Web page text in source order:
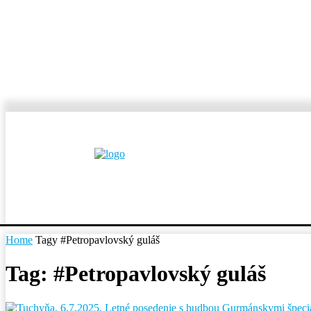
Home Tagy #Petropavlovský guláš
Tag: #Petropavlovský guláš